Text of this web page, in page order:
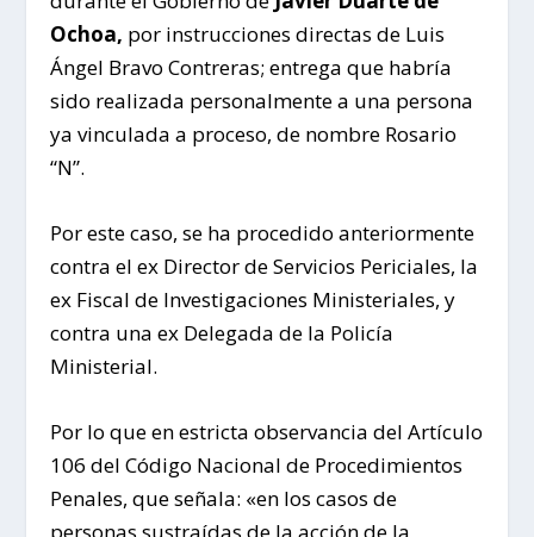
Ochoa, por instrucciones directas de Luis
Ángel Bravo Contreras; entrega que habría
sido realizada personalmente a una persona
ya vinculada a proceso, de nombre Rosario
“N”.
Por este caso, se ha procedido anteriormente
contra el ex Director de Servicios Periciales, la
ex Fiscal de Investigaciones Ministeriales, y
contra una ex Delegada de la Policía
Ministerial.
Por lo que en estricta observancia del Artículo
106 del Código Nacional de Procedimientos
Penales, que señala: «en los casos de